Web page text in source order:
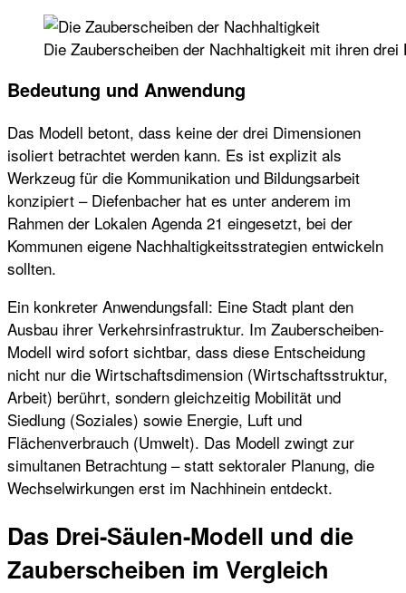
Die Zauberscheiben der Nachhaltigkeit mit ihren
Bedeutung und Anwendung
Das Modell betont, dass keine der drei Dimensionen
isoliert betrachtet werden kann. Es ist explizit als
Werkzeug für die Kommunikation und Bildungsarbeit
konzipiert – Diefenbacher hat es unter anderem im
Rahmen der Lokalen Agenda 21 eingesetzt, bei der
Kommunen eigene Nachhaltigkeitsstrategien entwickeln
sollten.
Ein konkreter Anwendungsfall: Eine Stadt plant den
Ausbau ihrer Verkehrsinfrastruktur. Im Zauberscheiben-
Modell wird sofort sichtbar, dass diese Entscheidung
nicht nur die Wirtschaftsdimension (Wirtschaftsstruktur,
Arbeit) berührt, sondern gleichzeitig Mobilität und
Siedlung (Soziales) sowie Energie, Luft und
Flächenverbrauch (Umwelt). Das Modell zwingt zur
simultanen Betrachtung – statt sektoraler Planung, die
Wechselwirkungen erst im Nachhinein entdeckt.
Das Drei-Säulen-Modell und die
Zauberscheiben im Vergleich